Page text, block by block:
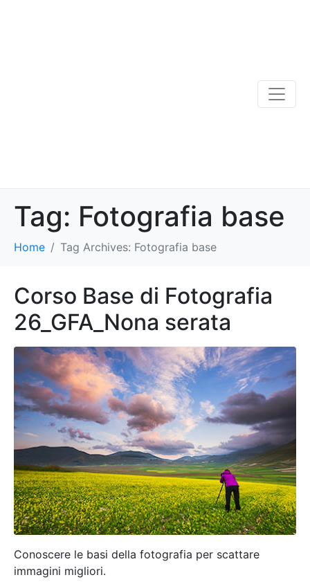
Tag: Fotografia base
Home Tag Archives: Fotografia base
Corso Base di Fotografia
26_GFA_Nona serata
Conoscere le basi della fotografia per scattare
immagini migliori.